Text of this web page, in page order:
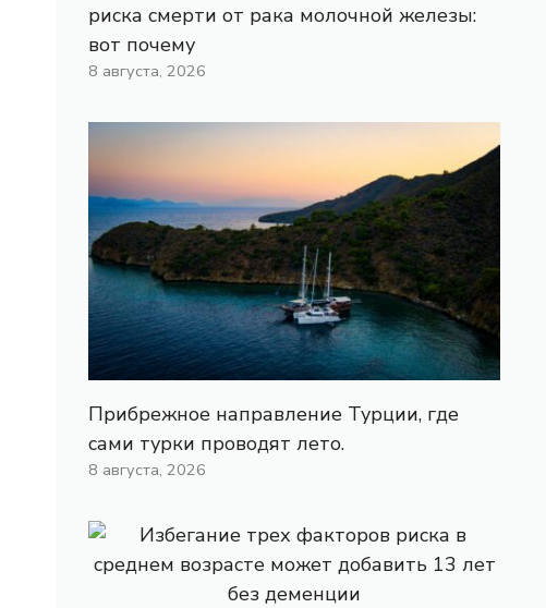
риска смерти от рака молочной железы:
вот почему
8 августа, 2026
Прибрежное направление Турции, где
сами турки проводят лето.
8 августа, 2026